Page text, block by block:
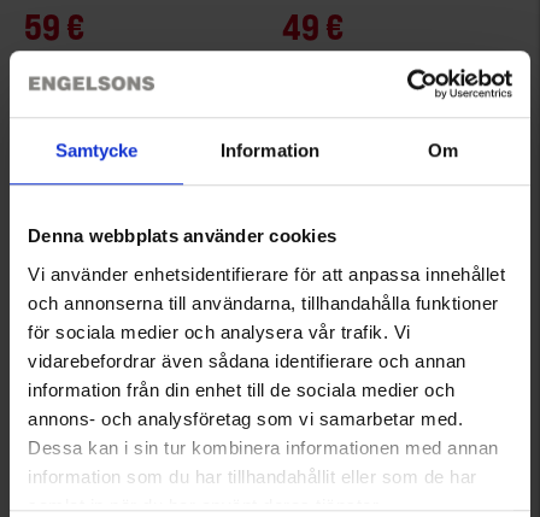
Samtycke Information Om
Denna webbplats använder cookies
Vi använder enhetsidentifierare för att anpassa innehållet
och annonserna till användarna, tillhandahålla funktioner
för sociala medier och analysera vår trafik. Vi
vidarebefordrar även sådana identifierare och annan
information från din enhet till de sociala medier och
annons- och analysföretag som vi samarbetar med.
Dessa kan i sin tur kombinera informationen med annan
information som du har tillhandahållit eller som de har
samlat in när du har använt deras tjänster.
59 € 49 €
Herren Wollpullover Nimrod
Brokared
1677
65 €
Bewertung: 4.6 von 5 Sternen
Herren Wollpullover Torvik
High Mountain
7859
49 €
Bewertung: 4.5 von 5 Sternen